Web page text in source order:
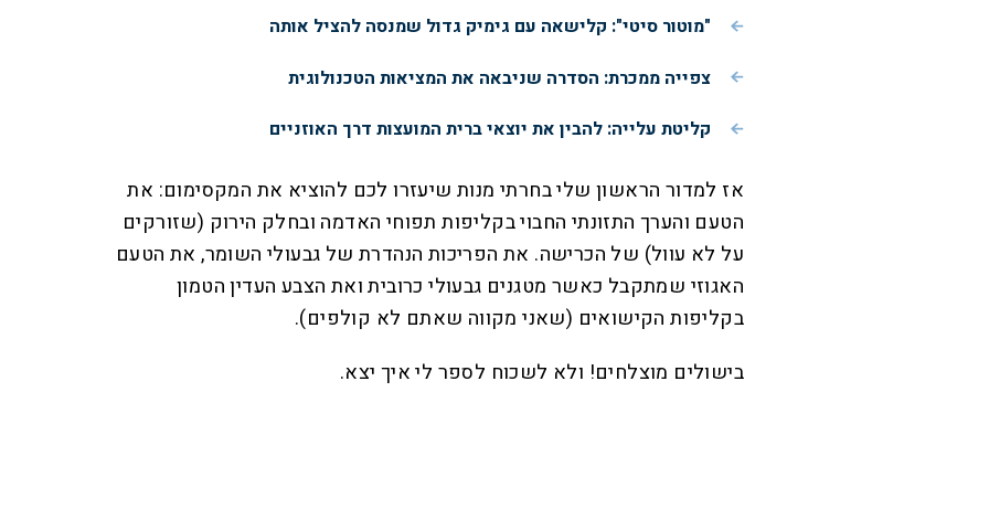
"מוטור סיטי": קלישאה עם גימיק גדול שמנסה להציל אותה
צפייה ממכרת: הסדרה שניבאה את המציאות הטכנולוגית
קליטת עלייה: להבין את יוצאי ברית המועצות דרך האוזניים
אז למדור הראשון שלי בחרתי מנות שיעזרו לכם להוציא את המקסימום: את
הטעם והערך התזונתי החבוי בקליפות תפוחי האדמה ובחלק הירוק (שזורקים
על לא עוול) של הכרישה. את הפריכות הנהדרת של גבעולי השומר, את הטעם
האגוזי שמתקבל כאשר מטגנים גבעולי כרובית ואת הצבע העדין הטמון
בקליפות הקישואים (שאני מקווה שאתם לא קולפים).
בישולים מוצלחים! ולא לשכוח לספר לי איך יצא.